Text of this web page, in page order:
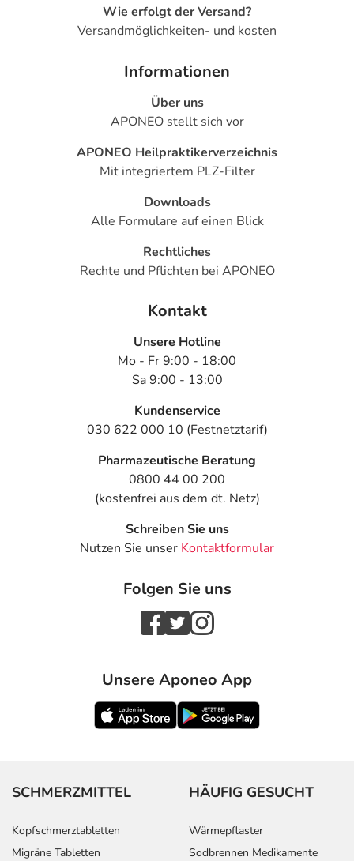
Wie erfolgt der Versand?
Versandmöglichkeiten- und kosten
Informationen
Über uns
APONEO stellt sich vor
APONEO Heilpraktikerverzeichnis
Mit integriertem PLZ-Filter
Downloads
Alle Formulare auf einen Blick
Rechtliches
Rechte und Pflichten bei APONEO
Kontakt
Unsere Hotline
Mo - Fr 9:00 - 18:00
Sa 9:00 - 13:00
Kundenservice
030 622 000 10 (Festnetztarif)
Pharmazeutische Beratung
0800 44 00 200
(kostenfrei aus dem dt. Netz)
Schreiben Sie uns
Nutzen Sie unser Kontaktformular
Folgen Sie uns
Unsere Aponeo App
SCHMERZMITTEL
Kopfschmerztabletten
Migräne Tabletten
HÄUFIG GESUCHT
Wärmepflaster
Sodbrennen Medikamente